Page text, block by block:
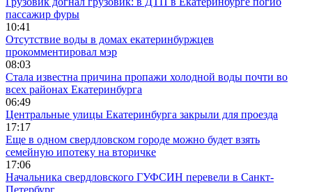
пассажир фуры
10:41
Отсутствие воды в домах екатеринбуржцев
прокомментировал мэр
08:03
Стала известна причина пропажи холодной воды почти во
всех районах Екатеринбурга
06:49
Центральные улицы Екатеринбурга закрыли для проезда
17:17
Еще в одном свердловском городе можно будет взять
семейную ипотеку на вторичке
17:06
Начальника свердловского ГУФСИН перевели в Санкт-